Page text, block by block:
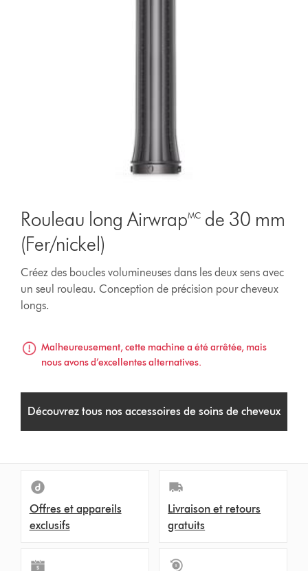
Rouleau long Airwrap🅪 de 30 mm
(Fer/nickel)
Créez des boucles volumineuses dans les deux sens avec
un seul rouleau. Conception de précision pour cheveux
longs.
Malheureusement, cette machine a été arrêtée, mais
nous avons d’excellentes alternatives.
Découvrez tous nos accessoires de soins de cheveux
Offres et appareils
exclusifs
Livraison et retours
gratuits